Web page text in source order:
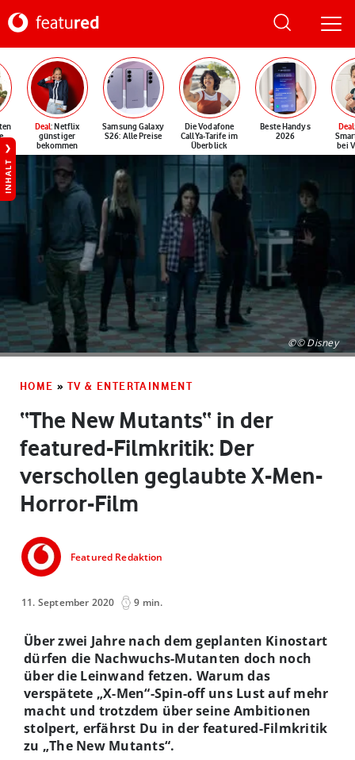
Deal: Netflix
günstiger
bekommen
Samsung Galaxy
S26: Alle Preise
Die Vodafone
CallYa-Tarife im
Überblick
Beste Handys
2026
Deal
bei
INHALT
©© Disney
HOME » TV & ENTERTAINMENT
“The New Mutants“ in der
featured-Filmkritik: Der
verschollen geglaubte X-Men-
Horror-Film
Featured Redaktion
11. September 2020 9 min.
Über zwei Jahre nach dem geplanten Kinostart
dürfen die Nachwuchs-Mutanten doch noch
über die Leinwand fetzen. Warum das
verspätete „X-Men“-Spin-off uns Lust auf mehr
macht und trotzdem über seine Ambitionen
stolpert, erfährst Du in der featured-Filmkritik
zu „The New Mutants“.